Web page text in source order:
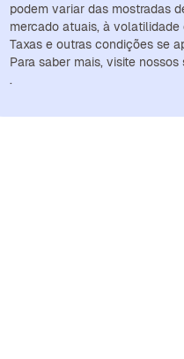
podem variar das mostradas
mercado atuais, à
Taxas e outras condições se
Para saber mais, visite
.